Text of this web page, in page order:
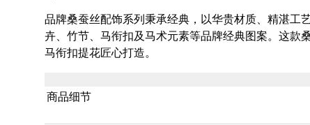
品牌桑蚕丝配饰系列秉承经典，以华贵材质、精湛
卉、竹节、马衔扣及马术元素等品牌经典图案。这
马衔扣提花匠心打造。
商品细节